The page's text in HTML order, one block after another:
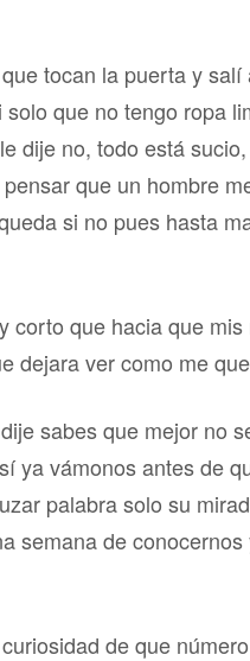
tocan la puerta y
que no tengo ropa
dije no, todo está
que un hombre
si no pues hasta
que hacia que
dejara ver como me
sabes que mejor no
ya vámonos antes de
palabra solo su
semana de
de que